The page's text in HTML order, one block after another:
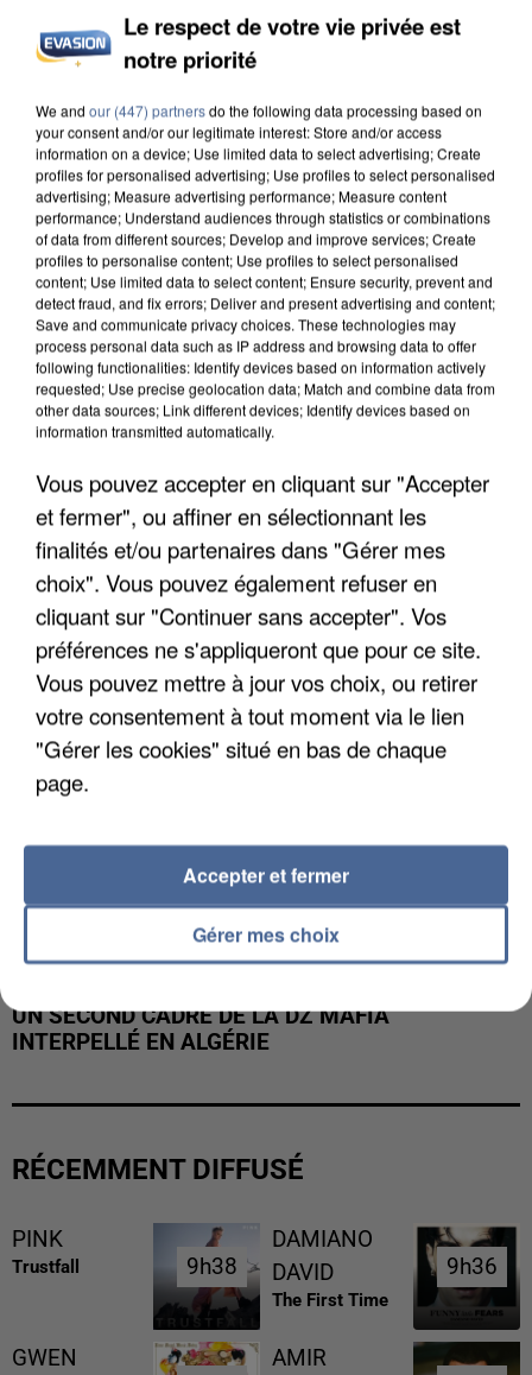
APRÈS TOUTES CES CANICULES, LES REFUGES
DE FAUNE SAUVAGE SONT...
L’UN DES FONDATEURS SUPPOSÉS DE LA DZ
MAFIA INTERPELLÉ EN ALGÉRIE
UN SECOND CADRE DE LA DZ MAFIA
INTERPELLÉ EN ALGÉRIE
RÉCEMMENT DIFFUSÉ
PINK
Trustfall 9h38
9h38
DAMIANO
DAVID
The First Time
9h36
9h36
GWEN
AMIR
Le respect de votre vie privée est
notre priorité
We and our (447) partnersdo the following data processing based on
your consent and/or our legitimate interest: Store and/or access
information on a device; Use limited data to select advertising; Create
profiles for personalised advertising; Use profiles to select personalised
advertising; Measure advertising performance; Measure content
performance; Understand audiences through statistics or combinations
of data from different sources; Develop and improve services; Create
profiles to personalise content; Use profiles to select personalised
content; Use limited data to select content; Ensure security, prevent and
detect fraud, and fix errors; Deliver and present advertising and content;
Save and communicate privacy choices. These technologies may
process personal data such as IP address and browsing data to offer
following functionalities: Identify devices based on information actively
requested; Use precise geolocation data; Match and combine data from
other data sources; Link different devices; Identify devices based on
information transmitted automatically.
Vous pouvez accepter en cliquant sur "Accepter
et fermer", ou affiner en sélectionnant les
finalités et/ou partenaires dans "Gérer mes
choix". Vous pouvez également refuser en
cliquant sur "Continuer sans accepter". Vos
préférences ne s'appliqueront que pour ce site.
Vous pouvez mettre à jour vos choix, ou retirer
votre consentement à tout moment via le lien
"Gérer les cookies" situé en bas de chaque
page.
Gérer mes choix
Accepter et fermer